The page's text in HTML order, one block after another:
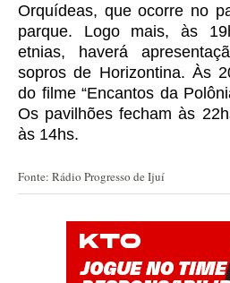
Orquídeas, que ocorre no
parque. Logo mais, às
etnias, haverá
sopros de Horizontina. Às
do filme “Encantos da
Os pavilhões fecham às
às 14hs.
Fonte: Rádio Progresso de Ijuí